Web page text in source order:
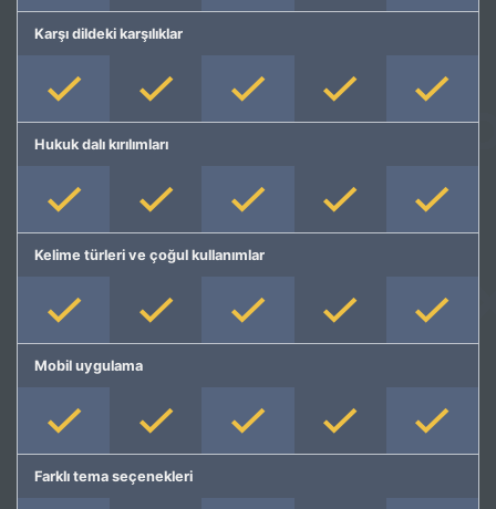
Karşı dildeki karşılıklar
Hukuk dalı kırılımları
Kelime türleri ve çoğul kullanımlar
Mobil uygulama
Farklı tema seçenekleri